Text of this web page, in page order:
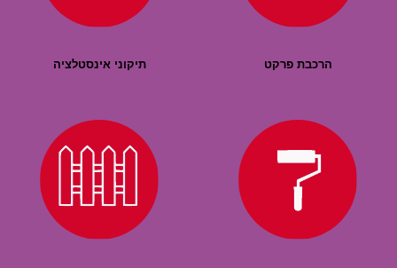
הרכבת פרקט תיקוני אינסטלציה